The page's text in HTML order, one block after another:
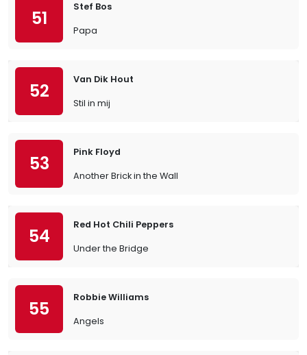
51
Stef Bos
Papa
52
Van Dik Hout
Stil in mij
53
Pink Floyd
Another Brick in the Wall
54
Red Hot Chili Peppers
Under the Bridge
55
Robbie Williams
Angels